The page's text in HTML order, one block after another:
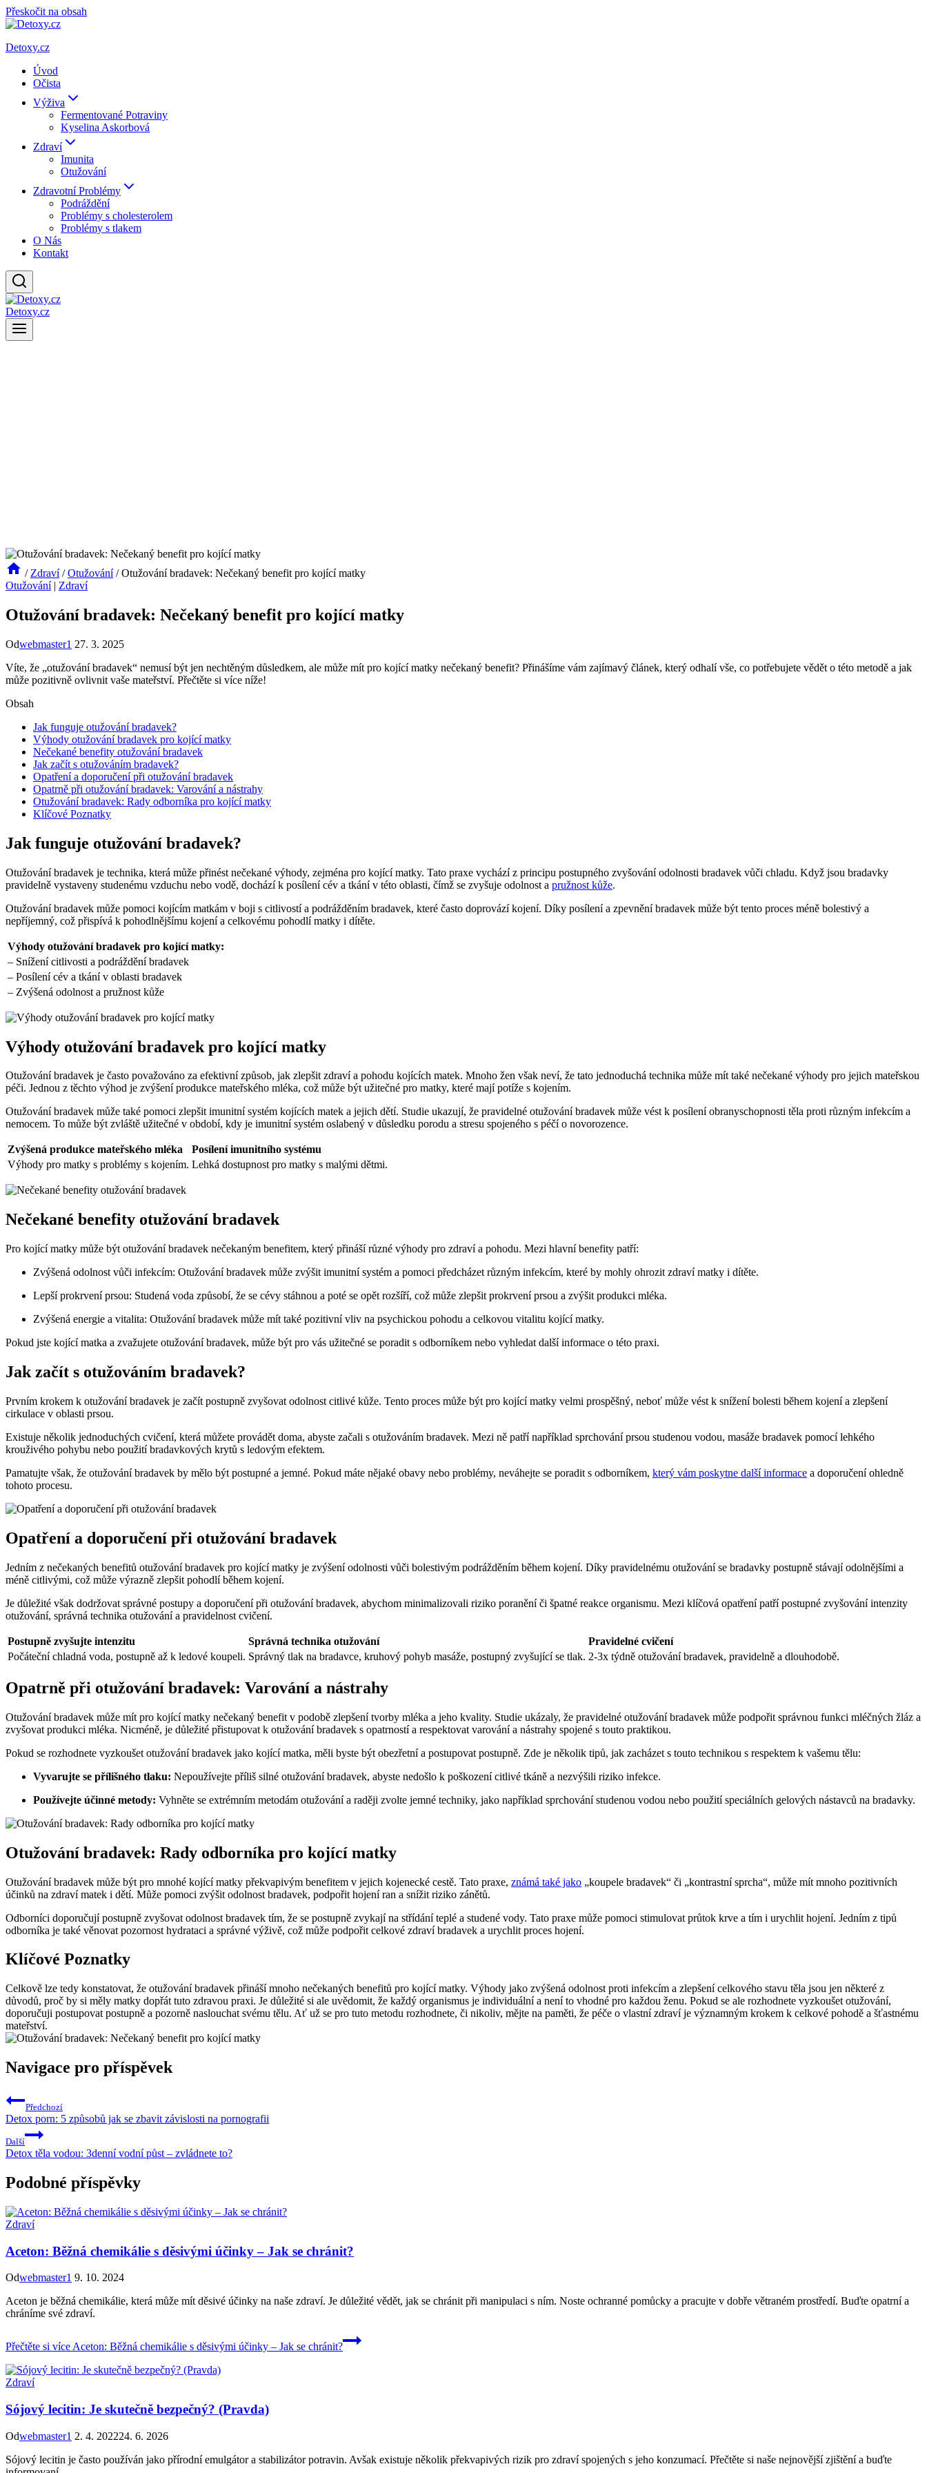
Přeskočit na obsah
Detoxy.cz
Úvod
Očista
Výživa
Fermentované Potraviny
Kyselina Askorbová
Zdraví
Imunita
Otužování
Zdravotní Problémy
Podráždění
Problémy s cholesterolem
Problémy s tlakem
O Nás
Kontakt
Detoxy.cz
/ Zdraví / Otužování / Otužování bradavek: Nečekaný benefit pro kojící matky
Otužování| Zdraví
Otužování bradavek: Nečekaný benefit pro kojící matky
Odwebmaster1 27. 3. 2025
Víte, že „otužování bradavek“ nemusí být jen nechtěným důsledkem, ale může mít pro kojící matky nečekaný benefit? Přinášíme vám zajímavý článek, který odhalí vše, co potřebujete vědět o této metodě a jak
může pozitivně ovlivnit vaše mateřství. Přečtěte si více níže!
Obsah
Jak funguje otužování bradavek?
Výhody otužování bradavek pro kojící matky
Nečekané benefity otužování bradavek
Jak začít s otužováním bradavek?
Opatření a doporučení při otužování bradavek
Opatrně při otužování bradavek: Varování a nástrahy
Otužování bradavek: Rady odborníka pro kojící matky
Klíčové Poznatky
Jak funguje otužování bradavek?
Otužování bradavek je technika, která může přinést nečekané výhody, zejména pro kojící matky. Tato praxe vychází z principu postupného zvyšování odolnosti bradavek vůči chladu. Když jsou bradavky
pravidelně vystaveny studenému vzduchu nebo vodě, dochází k posílení cév a tkání v této oblasti, čímž se zvyšuje odolnost a pružnost kůže.
Otužování bradavek může pomoci kojícím matkám v boji s citlivostí a podrážděním bradavek, které často doprovází kojení. Díky posílení a zpevnění bradavek může být tento proces méně bolestivý a
nepříjemný, což přispívá k pohodlnějšímu kojení a celkovému pohodlí matky i dítěte.
Výhody otužování bradavek pro kojící matky:
– Snížení citlivosti a podráždění bradavek
– Posílení cév a tkání v oblasti bradavek
– Zvýšená odolnost a pružnost kůže
Výhody otužování bradavek pro kojící matky
Otužování bradavek je často považováno za efektivní způsob, jak zlepšit zdraví a pohodu kojících matek. Mnoho žen však neví, že tato jednoduchá technika může mít také nečekané výhody pro jejich mateřskou
péči. Jednou z těchto výhod je zvýšení produkce mateřského mléka, což může být užitečné pro matky, které mají potíže s kojením.
Otužování bradavek může také pomoci zlepšit imunitní systém kojících matek a jejich dětí. Studie ukazují, že pravidelné otužování bradavek může vést k posílení obranyschopnosti těla proti různým infekcím a
nemocem. To může být zvláště užitečné v období, kdy je imunitní systém oslabený v důsledku porodu a stresu spojeného s péčí o novorozence.
Zvýšená produkce mateřského mléka
Posílení imunitního systému
Výhody pro matky s problémy s kojením. Lehká dostupnost pro matky s malými dětmi.
Nečekané benefity otužování bradavek
Pro kojící matky může být otužování bradavek nečekaným benefitem, který přináší různé výhody pro zdraví a pohodu. Mezi hlavní benefity patří:
Zvýšená odolnost vůči infekcím: Otužování bradavek může zvýšit imunitní systém a pomoci předcházet různým infekcím, které by mohly ohrozit zdraví matky i dítěte.
Lepší prokrvení prsou: Studená voda způsobí, že se cévy stáhnou a poté se opět rozšíří, což může zlepšit prokrvení prsou a zvýšit produkci mléka.
Zvýšená energie a vitalita: Otužování bradavek může mít také pozitivní vliv na psychickou pohodu a celkovou vitalitu kojící matky.
Pokud jste kojící matka a zvažujete otužování bradavek, může být pro vás užitečné se poradit s odborníkem nebo vyhledat další informace o této praxi.
Jak začít s otužováním bradavek?
Prvním krokem k otužování bradavek je začít postupně zvyšovat odolnost citlivé kůže. Tento proces může být pro kojící matky velmi prospěšný, neboť může vést k snížení bolesti během kojení a zlepšení
cirkulace v oblasti prsou.
Existuje několik jednoduchých cvičení, která můžete provádět doma, abyste začali s otužováním bradavek. Mezi ně patří například sprchování prsou studenou vodou, masáže bradavek pomocí lehkého
krouživého pohybu nebo použití bradavkových krytů s ledovým efektem.
Pamatujte však, že otužování bradavek by mělo být postupné a jemné. Pokud máte nějaké obavy nebo problémy, neváhejte se poradit s odborníkem, který vám poskytne další informace a doporučení ohledně
tohoto procesu.
Opatření a doporučení při otužování bradavek
Jedním z nečekaných benefitů otužování bradavek pro kojící matky je zvýšení odolnosti vůči bolestivým podrážděním během kojení. Díky pravidelnému otužování se bradavky postupně stávají odolnějšími a
méně citlivými, což může výrazně zlepšit pohodlí během kojení.
Je důležité však dodržovat správné postupy a doporučení při otužování bradavek, abychom minimalizovali riziko poranění či špatné reakce organismu. Mezi klíčová opatření patří postupné zvyšování intenzity
otužování, správná technika otužování a pravidelnost cvičení.
Postupně zvyšujte intenzitu Správná technika otužování
Pravidelné cvičení
Počáteční chladná voda, postupně až k ledové koupeli. Správný tlak na bradavce, kruhový pohyb masáže, postupný zvyšující se tlak. 2-3x týdně otužování bradavek, pravidelně a dlouhodobě.
Opatrně při otužování bradavek: Varování a nástrahy
Otužování bradavek může mít pro kojící matky nečekaný benefit v podobě zlepšení tvorby mléka a jeho kvality. Studie ukázaly, že pravidelné otužování bradavek může podpořit správnou funkci mléčných žláz a
zvyšovat produkci mléka. Nicméně, je důležité přistupovat k otužování bradavek s opatrností a respektovat varování a nástrahy spojené s touto praktikou.
Pokud se rozhodnete vyzkoušet otužování bradavek jako kojící matka, měli byste být obezřetní a postupovat postupně. Zde je několik tipů, jak zacházet s touto technikou s respektem k vašemu tělu:
Vyvarujte se přílišného tlaku: Nepoužívejte příliš silné otužování bradavek, abyste nedošlo k poškození citlivé tkáně a nezvýšili riziko infekce.
Používejte účinné metody: Vyhněte se extrémním metodám otužování a raději zvolte jemné techniky, jako například sprchování studenou vodou nebo použití speciálních gelových nástavců na bradavky.
Otužování bradavek: Rady odborníka pro kojící matky
Otužování bradavek může být pro mnohé kojící matky překvapivým benefitem v jejich kojenecké cestě. Tato praxe, známá také jako „koupele bradavek“ či „kontrastní sprcha“, může mít mnoho pozitivních
účinků na zdraví matek i dětí. Může pomoci zvýšit odolnost bradavek, podpořit hojení ran a snížit riziko zánětů.
Odborníci doporučují postupně zvyšovat odolnost bradavek tím, že se postupně zvykají na střídání teplé a studené vody. Tato praxe může pomoci stimulovat průtok krve a tím i urychlit hojení. Jedním z tipů
odborníka je také věnovat pozornost hydrataci a správné výživě, což může podpořit celkové zdraví bradavek a urychlit proces hojení.
Klíčové Poznatky
Celkově lze tedy konstatovat, že otužování bradavek přináší mnoho nečekaných benefitů pro kojící matky. Výhody jako zvýšená odolnost proti infekcím a zlepšení celkového stavu těla jsou jen některé z
důvodů, proč by si měly matky dopřát tuto zdravou praxi. Je důležité si ale uvědomit, že každý organismus je individuální a není to vhodné pro každou ženu. Pokud se ale rozhodnete vyzkoušet otužování,
doporučuji postupovat postupně a pozorně naslouchat svému tělu. Ať už se pro tuto metodu rozhodnete, či nikoliv, mějte na paměti, že péče o vlastní zdraví je významným krokem k celkové pohodě a šťastnému
mateřství.
Navigace pro příspěvek
Předchozí
Detox porn: 5 způsobů jak se zbavit závislosti na pornografii
Další
Detox těla vodou: 3denní vodní půst – zvládnete to?
Podobné příspěvky
Zdraví
Aceton: Běžná chemikálie s děsivými účinky – Jak se chránit?
Odwebmaster1 9. 10. 2024
Aceton je běžná chemikálie, která může mít děsivé účinky na naše zdraví. Je důležité vědět, jak se chránit při manipulaci s ním. Noste ochranné pomůcky a pracujte v dobře větraném prostředí. Buďte opatrní a
chráníme své zdraví.
Přečtěte si více Aceton: Běžná chemikálie s děsivými účinky – Jak se chránit?
Zdraví
Sójový lecitin: Je skutečně bezpečný? (Pravda)
Odwebmaster1 2. 4. 202224. 6. 2026
Sójový lecitin je často používán jako přírodní emulgátor a stabilizátor potravin. Avšak existuje několik překvapivých rizik pro zdraví spojených s jeho konzumací. Přečtěte si naše nejnovější zjištění a buďte